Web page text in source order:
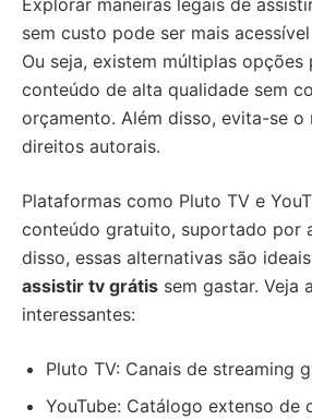
Explorar maneiras legais de
sem custo pode ser mais
Ou seja, existem múltiplas
conteúdo de alta qualidade sem
orçamento. Além disso, evita-se
direitos autorais.
Plataformas como Pluto TV e
conteúdo gratuito, suportado por
disso, essas alternativas são
assistir tv grátis sem gastar. Veja
interessantes:
Pluto TV: Canais de streaming
YouTube: Catálogo extenso de